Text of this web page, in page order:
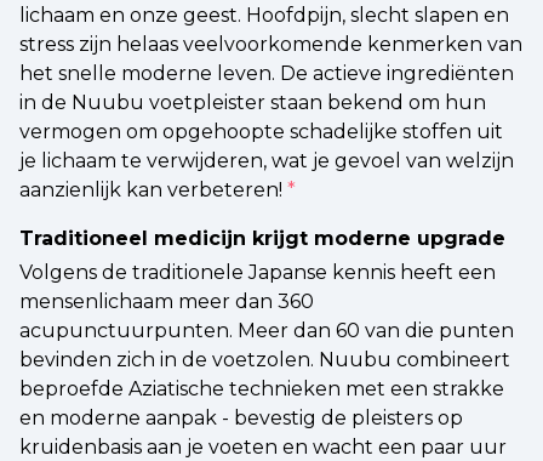
lichaam en onze geest. Hoofdpijn, slecht slapen en
stress zijn helaas veelvoorkomende kenmerken van
het snelle moderne leven. De actieve ingrediënten
in de Nuubu voetpleister staan bekend om hun
vermogen om opgehoopte schadelijke stoffen uit
je lichaam te verwijderen, wat je gevoel van welzijn
aanzienlijk kan verbeteren! *
Traditioneel medicijn krijgt moderne upgrade
Volgens de traditionele Japanse kennis heeft een
mensenlichaam meer dan 360
acupunctuurpunten. Meer dan 60 van die punten
bevinden zich in de voetzolen. Nuubu combineert
beproefde Aziatische technieken met een strakke
en moderne aanpak - bevestig de pleisters op
kruidenbasis aan je voeten en wacht een paar uur